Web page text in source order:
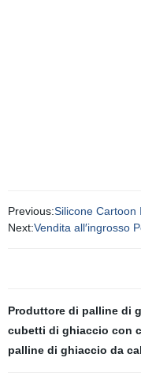
Previous:Silicone Cartoon
Next:Vendita all′ingrosso
Produttore di palline di
cubetti di ghiaccio con
palline di ghiaccio da